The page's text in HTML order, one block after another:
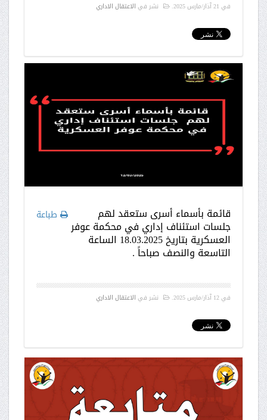
في 21 آذار/مارس 2025 . نشر في الاعتقال الاداري
طباعة قائمة بأسماء أسرى ستعقد لهم
جلسات استئناف إداري في محكمة عوفر
العسكرية بتاريخ 18.03.2025 الساعة
التاسعة والنصف صباحاً .
في12 آذار/مارس 2025 . نشر في الاعتقال الاداري